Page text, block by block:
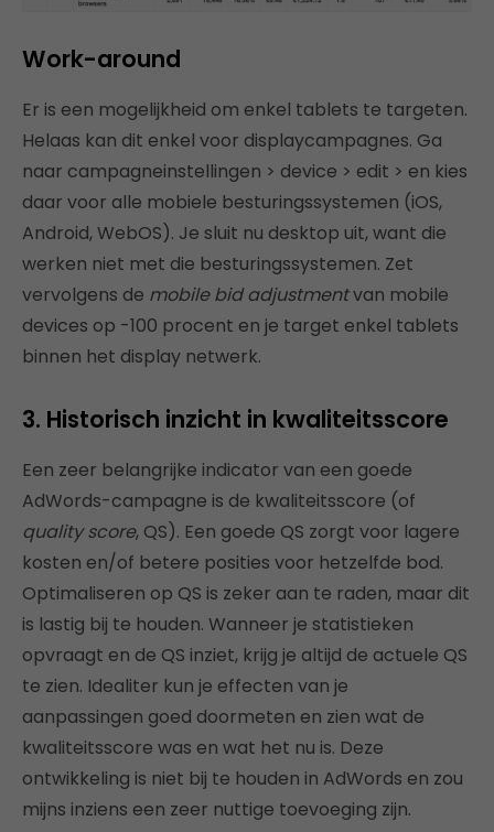
Work-around
Er is een mogelijkheid om enkel tablets te targeten.
Helaas kan dit enkel voor displaycampagnes. Ga
naar campagneinstellingen > device > edit > en kies
daar voor alle mobiele besturingssystemen (iOS,
Android, WebOS). Je sluit nu desktop uit, want die
werken niet met die besturingssystemen. Zet
vervolgens de mobile bid adjustmentvan mobile
devices op -100 procent en je target enkel tablets
binnen het display netwerk.
3. Historisch inzicht in kwaliteitsscore
Een zeer belangrijke indicator van een goede
AdWords-campagne is de kwaliteitsscore (of
quality score, QS). Een goede QS zorgt voor lagere
kosten en/of betere posities voor hetzelfde bod.
Optimaliseren op QS is zeker aan te raden, maar dit
is lastig bij te houden. Wanneer je statistieken
opvraagt en de QS inziet, krijg je altijd de actuele QS
te zien. Idealiter kun je effecten van je
aanpassingen goed doormeten en zien wat de
kwaliteitsscore was en wat het nu is. Deze
ontwikkeling is niet bij te houden in AdWords en zou
mijns inziens een zeer nuttige toevoeging zijn.